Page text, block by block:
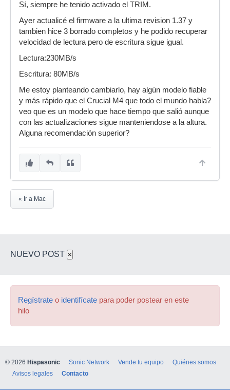
Sí, siempre he tenido activado el TRIM.
Ayer actualicé el firmware a la ultima revision 1.37 y
tambien hice 3 borrado completos y he podido recuperar
velocidad de lectura pero de escritura sigue igual.
Lectura:230MB/s
Escritura: 80MB/s
Me estoy planteando cambiarlo, hay algún modelo fiable
y más rápido que el Crucial M4 que todo el mundo habla?
veo que es un modelo que hace tiempo que salió aunque
con las actualizaciones sigue manteniendose a la altura.
Alguna recomendación superior?
« Ir a Mac
NUEVO POST ×
Regístrate o identifícate para poder postear en este
hilo
© 2026 Hispasonic Sonic Network Vende tu equipo
Quiénes somos
Avisos legales
Contacto